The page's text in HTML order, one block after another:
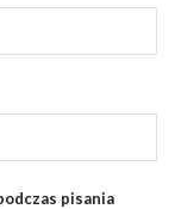
pisania